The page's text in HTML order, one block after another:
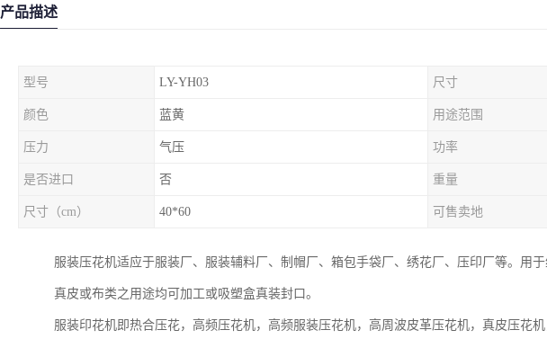
产品描述
型号 LY-YH03 尺寸
颜色 蓝黄 用途范围
压力 气压 功率
是否进口 否 重量
尺寸（cm） 40*60 可售卖地
服装压花机适应于服装厂、服装辅料厂、制帽厂、箱包手袋厂、绣花厂、压印厂等。用
真皮或布类之用途均可加工或吸塑盒真装封口。
服装印花机即热合压花，高频压花机，高频服装压花机，高周波皮革压花机，真皮压花